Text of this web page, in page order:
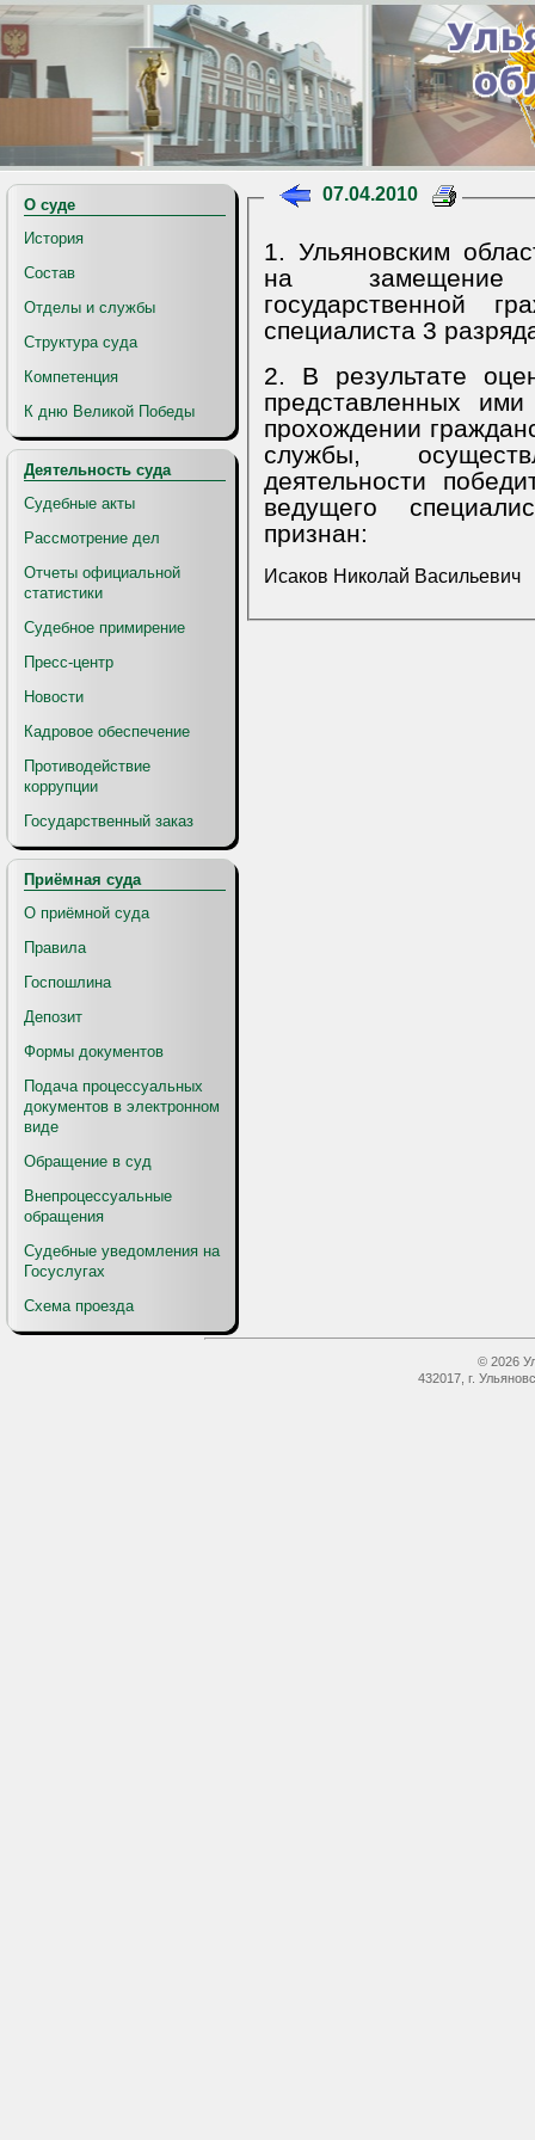
О суде
История
Состав
Отделы и службы
Структура суда
Компетенция
К дню Великой Победы
Деятельность суда
Судебные акты
Рассмотрение дел
Отчеты официальной
статистики
Судебное примирение
Пресс-центр
Новости
Кадровое обеспечение
Противодействие
коррупции
Государственный заказ
Приёмная суда
О приёмной суда
Правила
Госпошлина
Депозит
Формы документов
Подача процессуальных
документов в электронном
виде
Обращение в суд
Внепроцессуальные
обращения
Судебные уведомления на
Госуслугах
Схема проезда
07.04.2010
1. Ульяновским
на замещение
государственной
специалиста 3
2. В результате
представленных
прохождении
службы,
деятельности
ведущего
признан:
Исаков Николай Васильевич
© 2026
432017, г.